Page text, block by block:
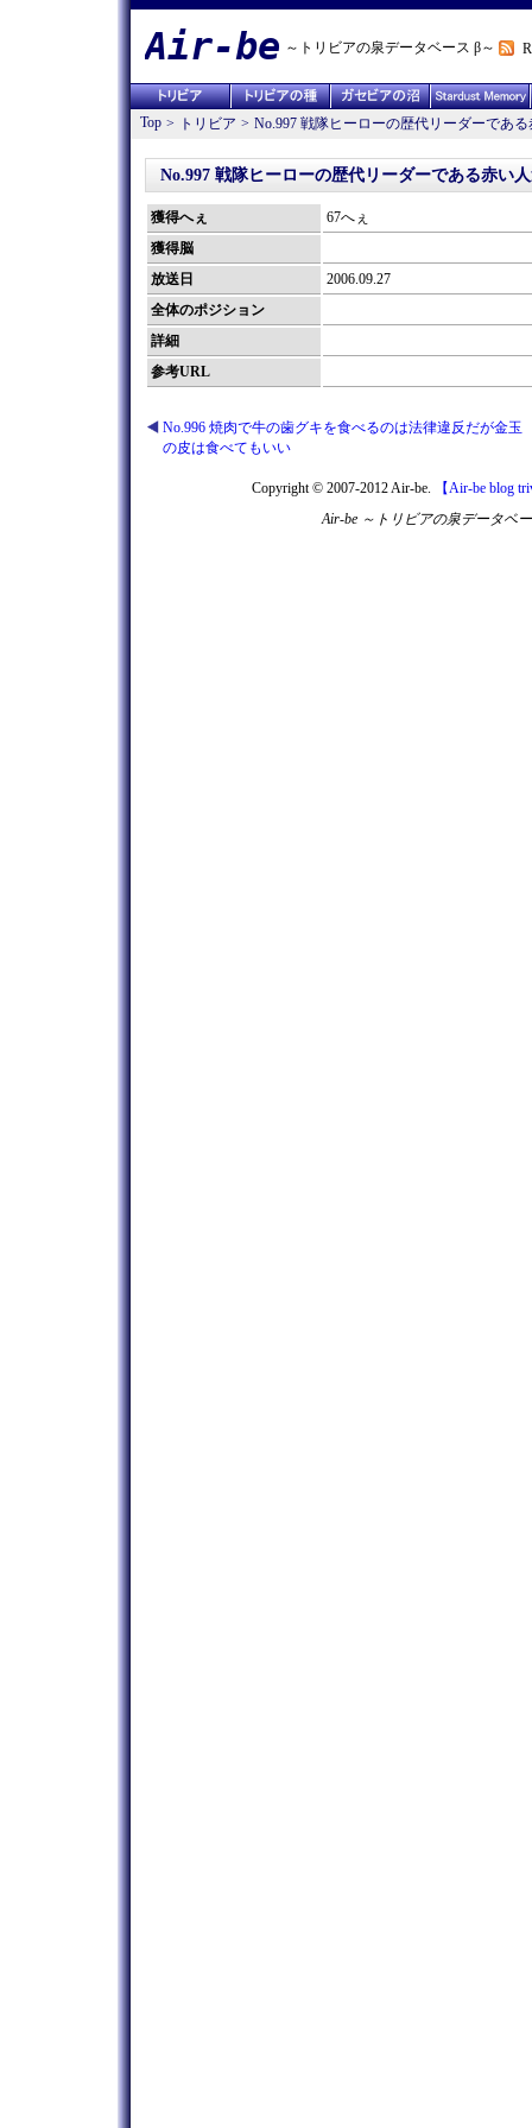
Air-be ～トリビアの泉データベース β～
Top > トリビア > No.997 戦隊ヒーローの歴代リーダーであ
No.997 戦隊ヒーローの歴代リーダーである赤い
獲得へぇ
67へぇ
獲得脳
放送日
2006.09.27
全体のポジション
詳細
参考URL
No.996 焼肉で牛の歯グキを食べるのは法律違反だが金玉
の皮は食べてもいい
Copyright © 2007-2012 Air-be.
【Air-be blog
Air-be ～トリビアの泉データベ